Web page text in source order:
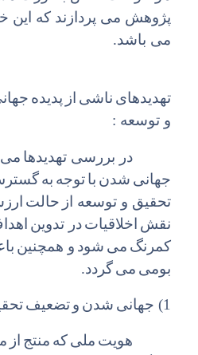
پژوهش می پردازند که این
می باشد.
تهدیدهای ناشی از پدیده
و توسعه :
در بررسی تهدیدها می
جهانی شدن باتوجه به
تحقیق و توسعه از حالت
نقش اخلاقیاتدر تدوین
کمرنگ می شود و همچنین
بومی میگردد.
1) جهانی شدن وتضعیف
هویت ملیکه منتج از